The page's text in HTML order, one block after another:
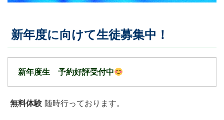
新年度に向けて生徒募集中！
新年度生 予約好評受付中
無料体験 随時行っております。